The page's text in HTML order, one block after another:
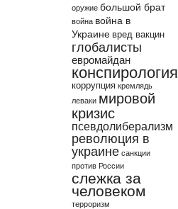
оружие большой брат
война война в
Украине вред вакцин
глобалисты
евромайдан
конспирология
коррупция кремлядь
леваки мировой
кризис
псевдолиберализм
революция в
украине санкции
против России
слежка за
человеком
терроризм